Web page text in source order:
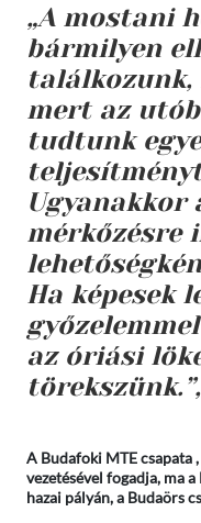
„A mostani
bármilyen
találkozunk,
mert az
tudtunk
Ugyanakkor
mérkőzésre
Ha képesek
az óriási
A Budafoki MTE csapata
vezetésével fogadja, ma
hazai pályán, a Budaörs